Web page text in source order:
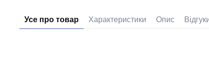
Усе про товар Характеристики Опис